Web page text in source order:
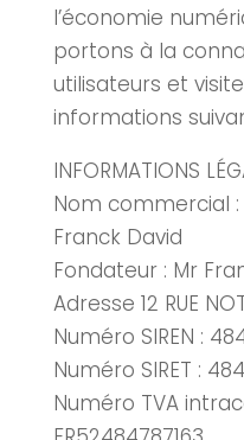
l’économie
portons à la
utilisateurs et
informations
INFORMATIONS
Nom commercial
Franck David
Fondateur : Mr
Adresse 12 RUE
Numéro SIREN :
Numéro SIRET :
Numéro TVA